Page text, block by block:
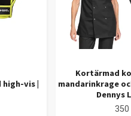
high-vis |
Kortärmad
mandarinkrage
Dennys
350